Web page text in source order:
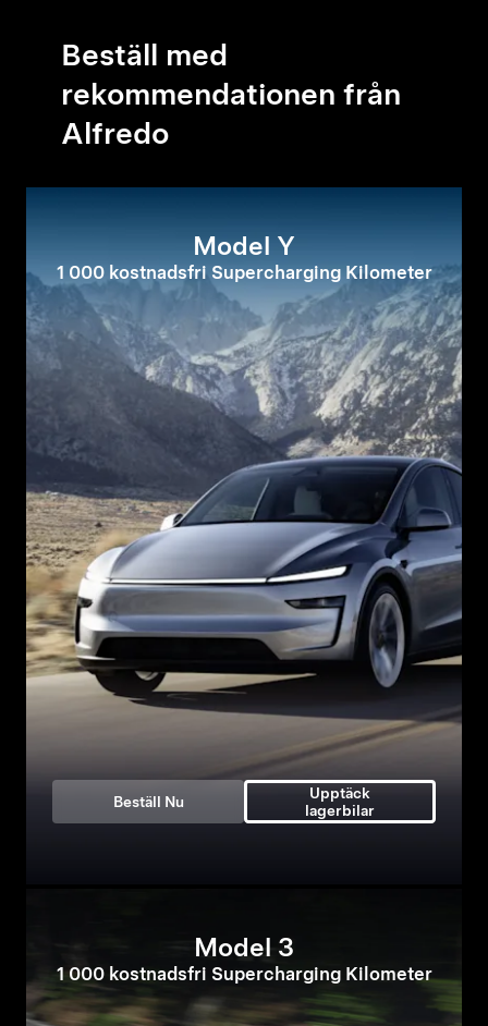
Beställ med
rekommendationen från
Alfredo
Model Y
1 000 kostnadsfri Supercharging Kilometer
Beställ Nu
Upptäck
lagerbilar
Model 3
1 000 kostnadsfri Supercharging Kilometer